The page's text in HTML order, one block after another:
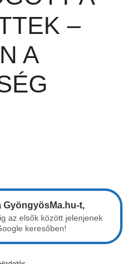
–
A
GyöngyösMa.hu-t,
az elsők között jelenjenek
keresőben!